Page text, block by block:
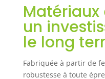
un
le long
Fabriquée à partir de
robustesse à toute